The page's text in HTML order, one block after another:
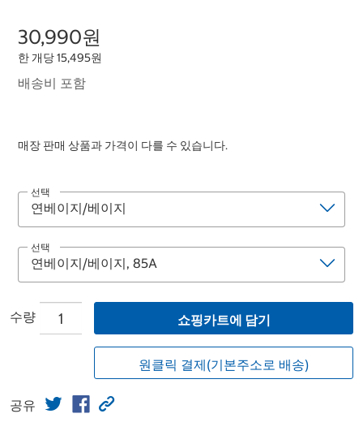
30,990원
한 개당 15,495원
배송비 포함
매장 판매 상품과 가격이 다를 수 있습니다.
선택
선택
수량 쇼핑카트에 담기
원클릭 결제(기본주소로 배송)
공유